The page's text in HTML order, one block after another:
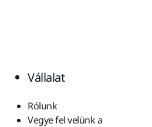
Vállalat
Rólunk
Vegye fel velünk a